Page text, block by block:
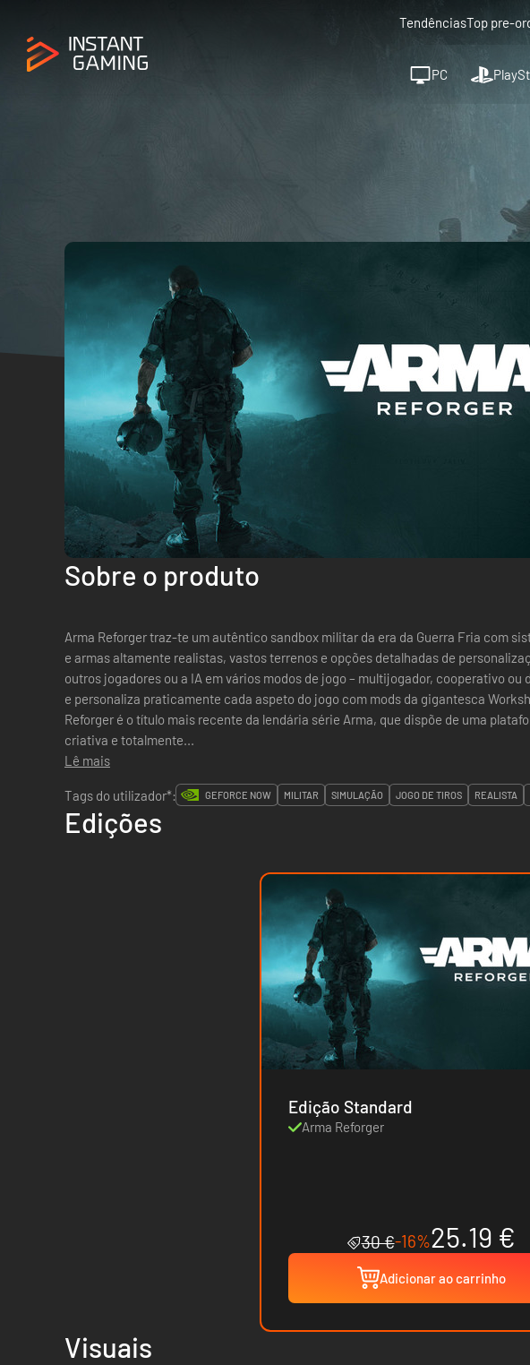
TendênciasTop pre-
PC
Sobre o produto
Arma Reforger traz-te um autêntico sandbox militar da era da Guerra Fria com
e armas altamente realistas, vastos terrenos e opções detalhadas de
outros jogadores ou a IA em vários modos de jogo – multijogador, cooperativo ou
e personaliza praticamente cada aspeto do jogo com mods da gigantesca
Reforger é o título mais recente da lendária série Arma, que dispõe de uma
criativa e totalmente...
Lê mais
Tags do utilizador*:
GEFORCE NOW MILITAR SIMULAÇÃO JOGO DE TIROS REALISTA
Edições
Edição Standard
Arma Reforger
30 €-16%25.19 €
Adicionar ao carrinho
Visuais